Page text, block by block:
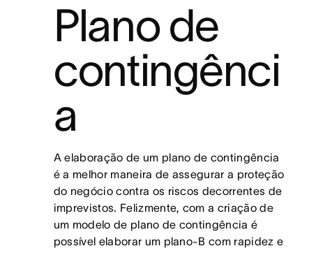
Plano de
contingênci
a
A elaboração de um plano de contingência
é a melhor maneira de assegurar a proteção
do negócio contra os riscos decorrentes de
imprevistos. Felizmente, com a criação de
um modelo de plano de contingência é
possível elaborar um plano-B com rapidez e